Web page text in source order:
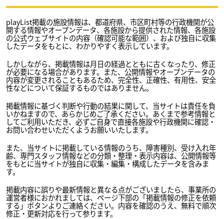
playList掲載の施設情報は、都道府県、市区町村等の行政機関が公
開する情報やオープンデータ、各施設から提供された情報、各施設
の公式ウェブサイトの内容（確認可能な範囲）、および独自に収集
したデータをもとに、わかりやすく表示しています。
しかしながら、掲載情報は月日の経過とともに古くなったり、修正
が必要になる場合があります。また、公開情報やオープンデータの
内容が変更されることもあるため、完全性、正確性、有用性、安全
性などについて保証するものではありません。
掲載情報に基づく判断や行動の結果に関して、当サイトは責任を負
いかねますので、あらかじめご了承ください。あくまで参考情報と
してご利用いただき、必ずご自身で直接各施設や行政機関に確認・
お問い合わせいただくようお願いいたします。
また、当サイトに掲載している情報のうち、障害種別、受け入れ年
齢、専門スタッフ情報などの分類・整理・表示内容は、公開情報等
をもとに当サイトが独自に収集・編集・構成したデータを含みま
す。
掲載内容に誤りや最新情報と異なる点がございましたら、事業所の
運営者様におかれましては、ページ下部の「掲載情報の修正を依頼
する」ボタンよりご連絡ください。内容を確認のうえ、無料で順次
修正・更新対応を行って参ります。